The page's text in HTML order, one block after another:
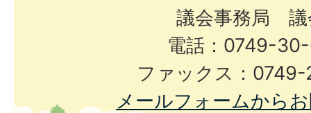
議会事務局 議
電話：0749-
ファックス：
メールフォームから